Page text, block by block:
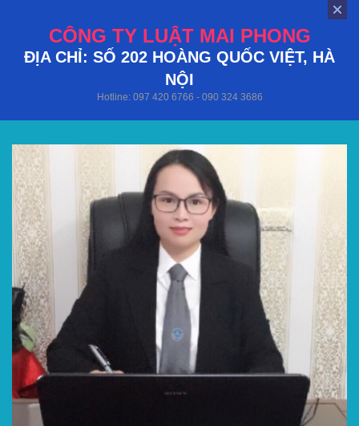
CÔNG TY LUẬT MAI PHONG
ĐỊA CHỈ: SỐ 202 HOÀNG QUỐC VIỆT, HÀ
NỘI
Hotline: 097 420 6766 - 090 324 3686